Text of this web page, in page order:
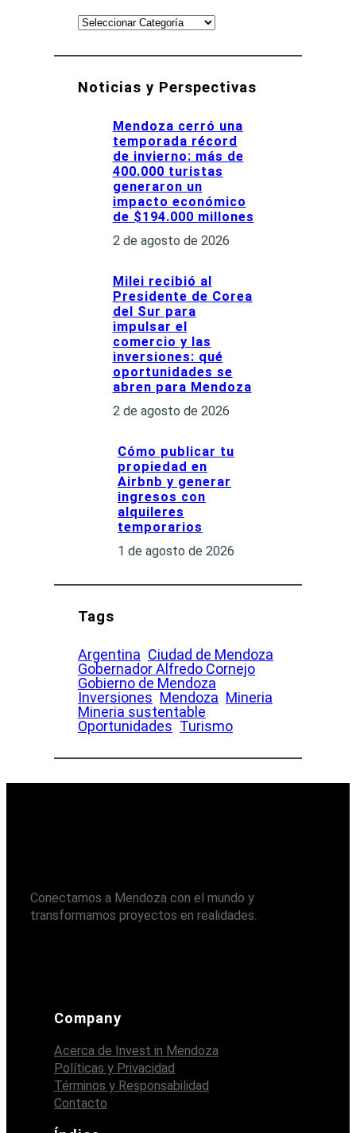
C
t
g
Noticias y Perspectivas
Mendoza cerró una
temporada récord
de invierno: más de
400.000 turistas
generaron un
impacto económico
de $194.000 millones
2 de agosto de 2026
Milei recibió al
Presidente de Corea
del Sur para
impulsar el
comercio y las
inversiones: qué
oportunidades se
abren para Mendoza
2 de agosto de 2026
Cómo publicar tu
propiedad en
Airbnb y generar
ingresos con
alquileres
temporarios
1 de agosto de 2026
Tags
Argentina Ciudad de Mendoza
Gobernador Alfredo Cornejo
Gobierno de Mendoza
Inversiones Mendoza Mineria
Mineria sustentable
Oportunidades Turismo
Conectamos a Mendoza con el mundo y
transformamos proyectos en realidades.
Company
Acerca de Invest in Mendoza
Políticas y Privacidad
Términos y Responsabilidad
Contacto